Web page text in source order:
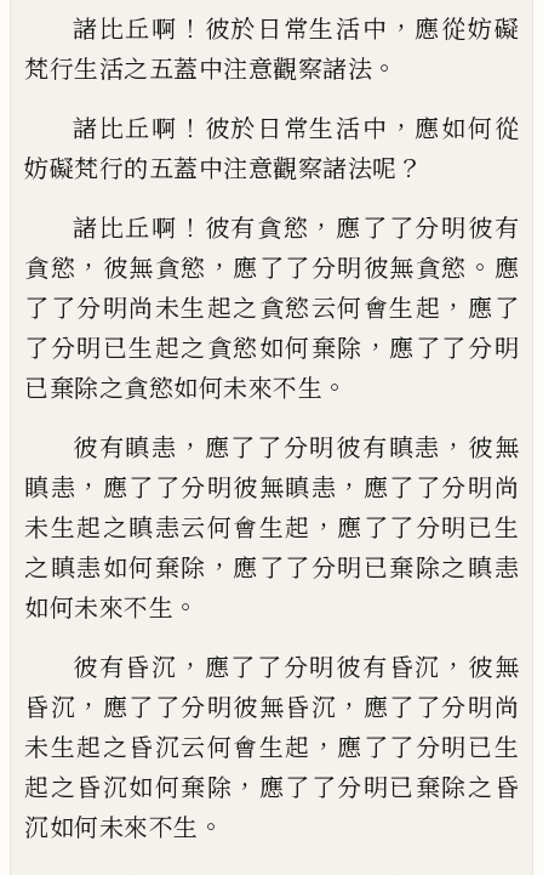
諸比丘啊 ！ 彼於日常生活中 ， 應從妨礙
梵行生活之五蓋中注意觀察諸法 。
諸比丘啊 ！ 彼於日常生活中 ， 應如何從
妨礙梵行的五蓋中注意觀察諸法呢 ？
諸比丘啊 ！ 彼有貪慾 ， 應了了分明彼有
貪慾 ， 彼無貪慾 ， 應了了分明彼無貪慾 。 應
了了分明尚未生起之貪慾云何會生起 ， 應了
了分明已生起之貪慾如何棄除 ， 應了了分明
已棄除之貪慾如何未來不生 。
彼有瞋恚 ， 應了了分明彼有瞋恚 ， 彼無
瞋恚 ， 應了了分明彼無瞋恚 ， 應了了分明尚
未生起之瞋恚云何會生起 ， 應了了分明已生
之瞋恚如何棄除 ， 應了了分明已棄除之瞋恚
如何未來不生 。
彼有昏沉 ， 應了了分明彼有昏沉 ， 彼無
昏沉 ， 應了了分明彼無昏沉 ， 應了了分明尚
未生起之昏沉云何會生起 ， 應了了分明已生
起之昏沉如何棄除 ， 應了了分明已棄除之昏
沉如何未來不生 。